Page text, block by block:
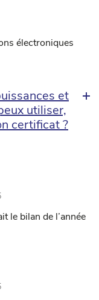
électroniques
et
utiliser,
certificat ?
le bilan de l’année